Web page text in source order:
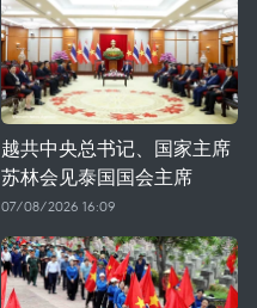
越共中央总书记、国家主席
苏林会见泰国国会主席
07/08/2026 16:09